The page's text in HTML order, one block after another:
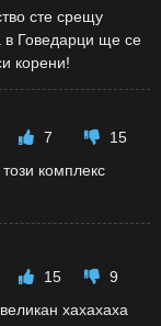
сте срещу
Говедарци ще се
корени!
7
15
комплекс
15
9
хахахаха